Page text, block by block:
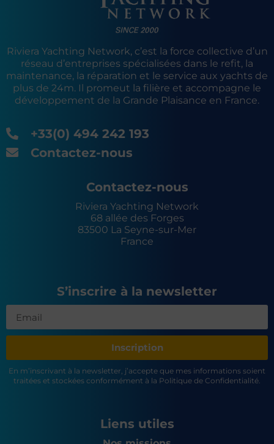
Riviera Yachting Network, c’est la force collective d’un
réseau d’entreprises spécialisées dans le refit, la
maintenance, la réparation et le service aux yachts de
plus de 24m. Il promeut la filière et accompagne le
développement de la Grande Plaisance en France.
+33(0) 494 242 193
Contactez-nous
Contactez-nous
Riviera Yachting Network
68 allée des Forges
83500 La Seyne-sur-Mer
France
S’inscrire à la newsletter
Inscription
En m’inscrivant à la newsletter, j’accepte que mes informations soient
traitées et stockées conformément à la Politique de Confidentialité.
Liens utiles